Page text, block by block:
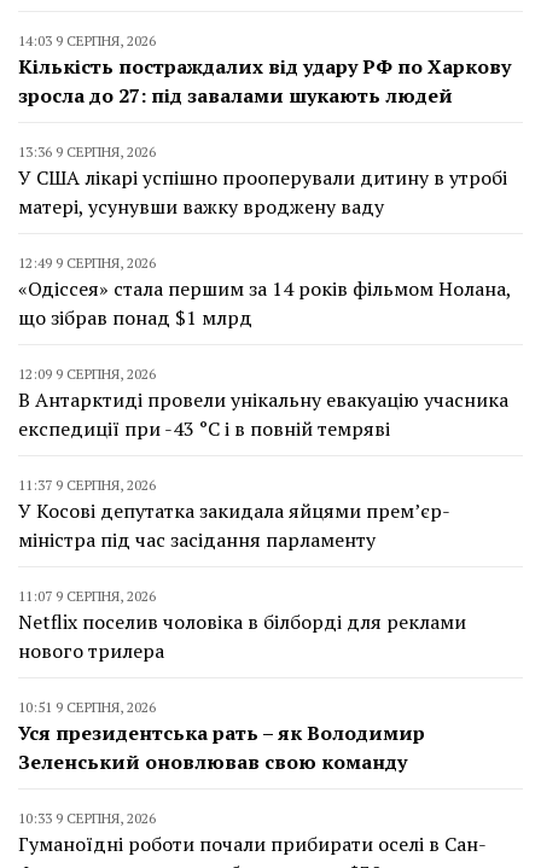
14:03 9 СЕРПНЯ, 2026
Кількість постраждалих від удару РФ по Харкову
зросла до 27: під завалами шукають людей
13:36 9 СЕРПНЯ, 2026
У США лікарі успішно прооперували дитину в утробі
матері, усунувши важку вроджену ваду
12:49 9 СЕРПНЯ, 2026
«Одіссея» стала першим за 14 років фільмом Нолана,
що зібрав понад $1 млрд
12:09 9 СЕРПНЯ, 2026
В Антарктиді провели унікальну евакуацію учасника
експедиції при -43 °C і в повній темряві
11:37 9 СЕРПНЯ, 2026
У Косові депутатка закидала яйцями прем’єр-
міністра під час засідання парламенту
11:07 9 СЕРПНЯ, 2026
Netflix поселив чоловіка в білборді для реклами
нового трилера
10:51 9 СЕРПНЯ, 2026
Уся президентська рать – як Володимир
Зеленський оновлював свою команду
10:33 9 СЕРПНЯ, 2026
Гуманоїдні роботи почали прибирати оселі в Сан-